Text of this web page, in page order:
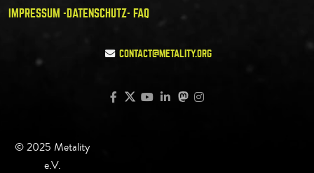
IMPRESSUM -DATENSCHUTZ- FAQ
CONTACT@METALITY.ORG
© 2025 Metality
e.V.